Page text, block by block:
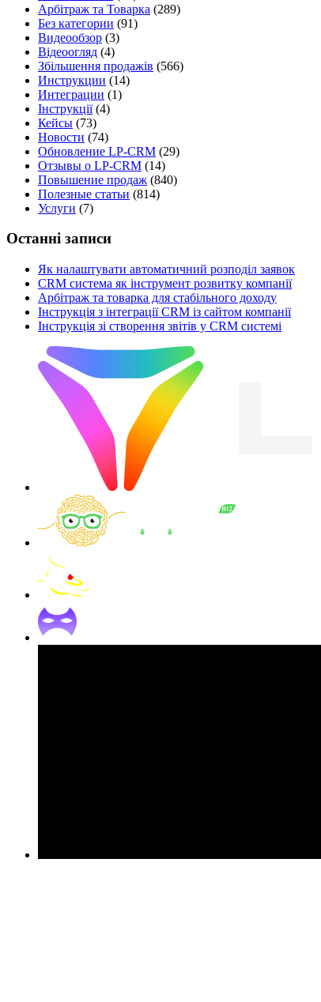
Арбітраж та Товарка (289)
Без категории (91)
Видеообзор (3)
Відеоогляд (4)
Збільшення продажів (566)
Инструкции (14)
Интеграции (1)
Інструкції(4)
Кейсы (73)
Новости (74)
Обновление LP-CRM (29)
Отзывы о LP-CRM (14)
Повышение продаж (840)
Полезные статьи (814)
Услуги (7)
Останні записи
Як налаштувати автоматичний розподіл заявок
CRM система як інструмент розвитку компанії
Арбітраж та товарка для стабільного доходу
Інструкція з інтеграції CRM із сайтом компанії
Інструкція зі створення звітів у CRM системі